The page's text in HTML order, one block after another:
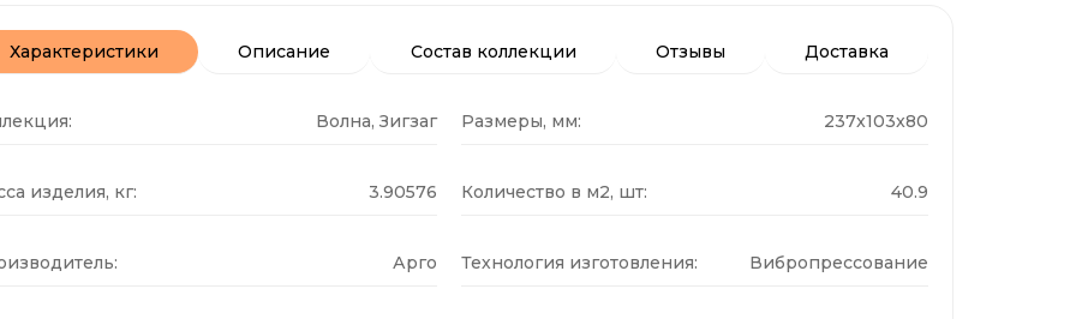
Характеристики Описание Состав коллекции Отзывы Доставка
Волна, Зигзаг Размеры, мм: 237x103x80
изделия, кг: 3.90576 Количество в м2, шт: 40.9
Арго Технология изготовления: Вибропрессование